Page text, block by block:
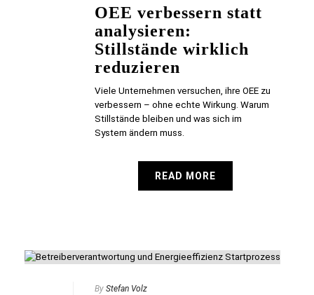
OEE verbessern statt
analysieren:
Stillstände wirklich
reduzieren
Viele Unternehmen versuchen, ihre OEE zu
verbessern – ohne echte Wirkung. Warum
Stillstände bleiben und was sich im
System ändern muss.
READ MORE
By Stefan Volz